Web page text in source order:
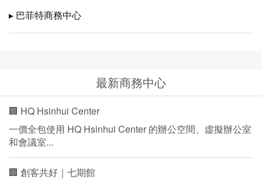
▸ 巴菲特商務中心
最新商務中心
🏢 HQ Hsinhui Center
一價全包使用 HQ Hsinhui Center 的辦公空間、虛擬辦公室
和會議室...
🏢 創客共好｜七期館